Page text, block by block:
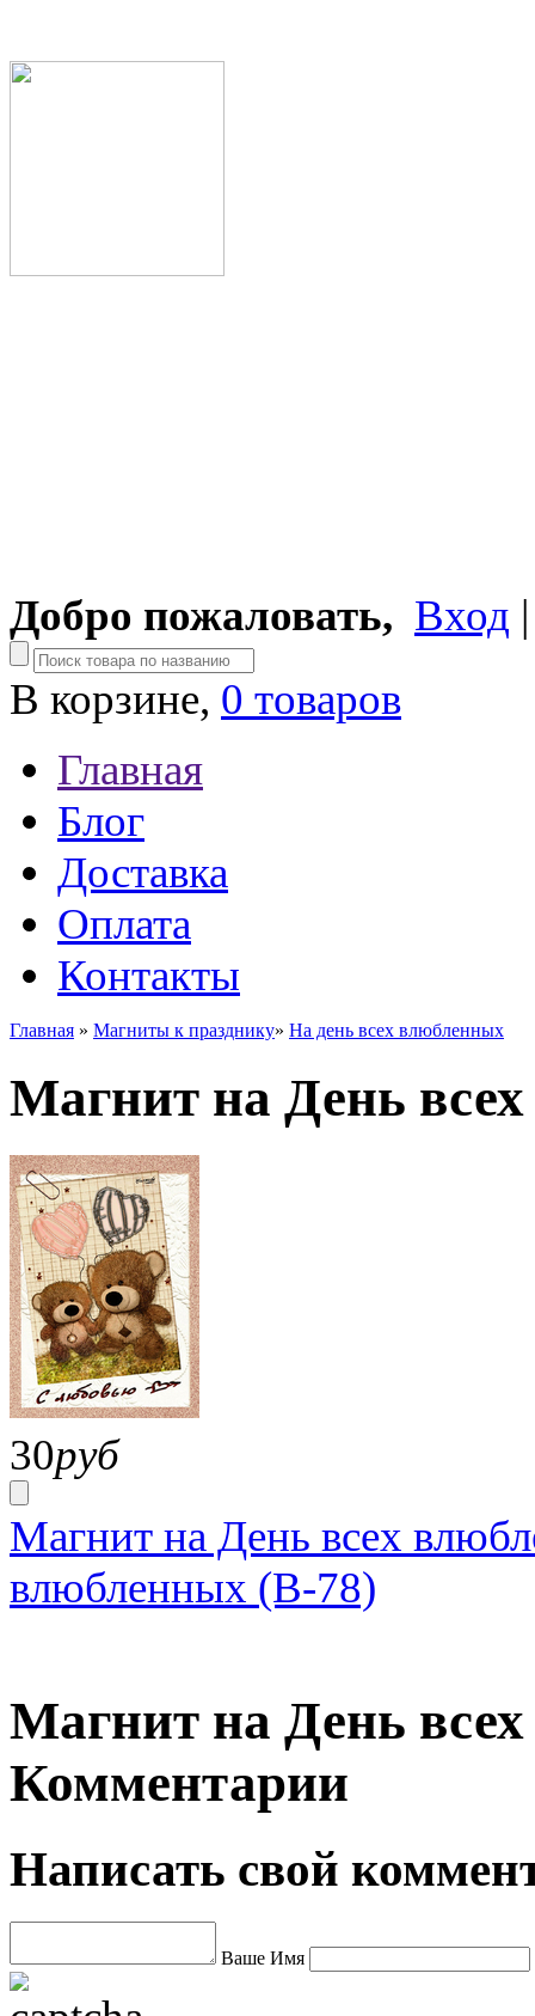
Добро пожаловать, Вход
В корзине, 0 товаров
Главная
Блог
Доставка
Оплата
Контакты
Главная » Магниты к празднику» На день всех влюбленных
Магнит на День
30руб
Магнит на День всех
влюбленных (В-78)
Магнит на День
Комментарии
Написать свой
Ваше Имя